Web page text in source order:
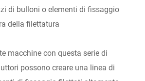
di bulloni o elementi di fissaggio
della filettatura
macchine con questa serie di
possono creare una linea di